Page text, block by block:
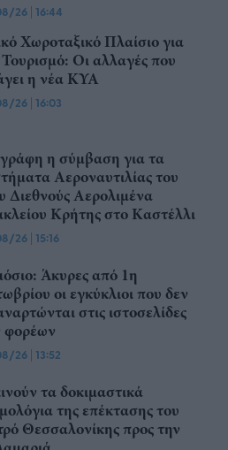
26 | 16:44
Χωροταξικό Πλαίσιο για
Οι αλλαγές που
η νέα ΚΥΑ
26 | 16:03
η σύμβαση για τα
Αεροναυτιλίας του
Διεθνούς Αερολιμένα
Κρήτης στο Καστέλλι
26 | 15:16
Άκυρες από 1η
οι εγκύκλιοι που δεν
στις ιστοσελίδες
φορέων
26 | 13:52
τα δοκιμαστικά
της επέκτασης του
Θεσσαλονίκης προς την